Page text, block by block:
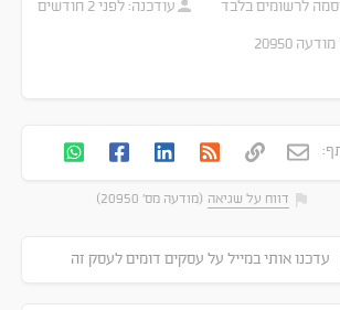
לרשומים בלבד עודכנה:לפני 2 חודשים
מודעה
דווח על שגיאה (מודעה מס' 20950)
עדכנו אותי במייל על עסקים דומים לעסק זה